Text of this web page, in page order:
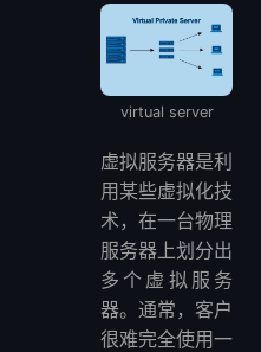
virtual server
虚拟服务器是利
用某些虚拟化技
术，在一台物理
服务器上划分出
多个虚拟服务
器。通常，客户
很难完全使用一